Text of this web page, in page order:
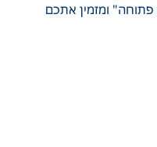
פתוחה" ומזמין אתכם